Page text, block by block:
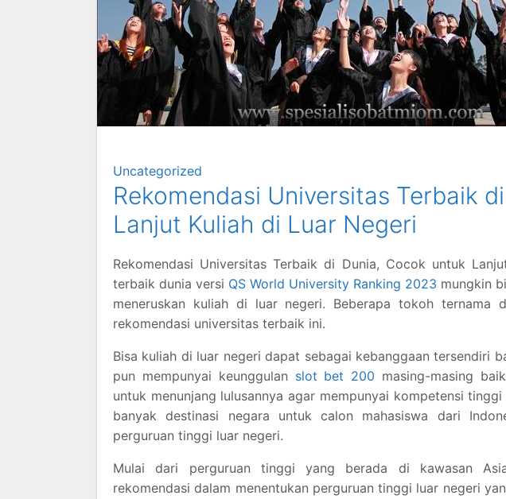
Uncategorized
Rekomendasi Universitas Terbaik
Lanjut Kuliah di Luar Negeri
Rekomendasi Universitas Terbaik di Dunia, Cocok untuk
terbaik dunia versi QS World University Ranking 2023 mungkin
meneruskan kuliah di luar negeri. Beberapa tokoh ternama
rekomendasi universitas terbaik ini.
Bisa kuliah di luar negeri dapat sebagai kebanggaan tersendiri
pun mempunyai keunggulan slot bet 200 masing-masing
untuk menunjang lulusannya agar mempunyai kompetensi
banyak destinasi negara untuk calon mahasiswa dari
perguruan tinggi luar negeri.
Mulai dari perguruan tinggi yang berada di kawasan
rekomendasi dalam menentukan perguruan tinggi luar negeri